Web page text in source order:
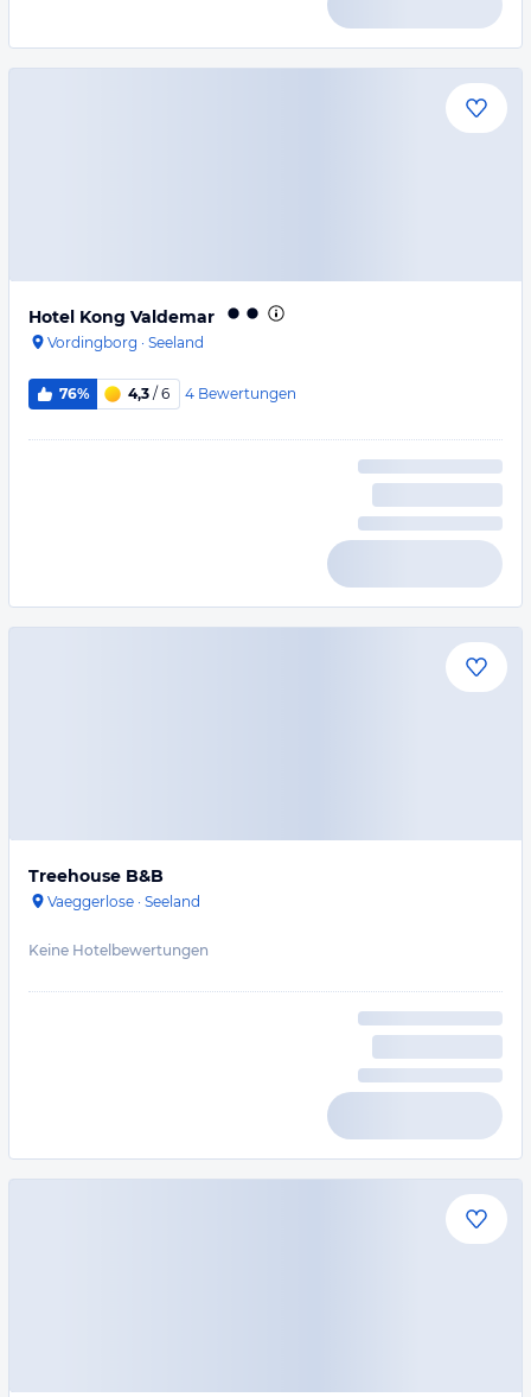
Hotel Kong Valdemar
Vordingborg · Seeland
76% 4,3 / 6 4 Bewertungen
Treehouse B&B
Vaeggerlose · Seeland
Keine Hotelbewertungen